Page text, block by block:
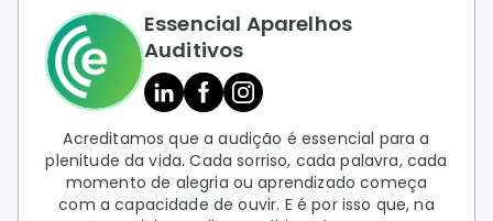
Essencial Aparelhos
Auditivos
Acreditamos que a audição é essencial para a
plenitude da vida. Cada sorriso, cada palavra, cada
momento de alegria ou aprendizado começa
com a capacidade de ouvir. E é por isso que, na